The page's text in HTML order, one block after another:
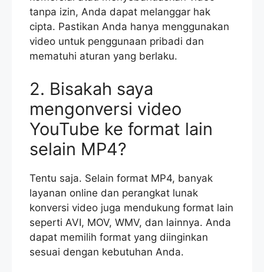
tanpa izin, Anda dapat melanggar hak
cipta. Pastikan Anda hanya menggunakan
video untuk penggunaan pribadi dan
mematuhi aturan yang berlaku.
2. Bisakah saya
mengonversi video
YouTube ke format lain
selain MP4?
Tentu saja. Selain format MP4, banyak
layanan online dan perangkat lunak
konversi video juga mendukung format lain
seperti AVI, MOV, WMV, dan lainnya. Anda
dapat memilih format yang diinginkan
sesuai dengan kebutuhan Anda.